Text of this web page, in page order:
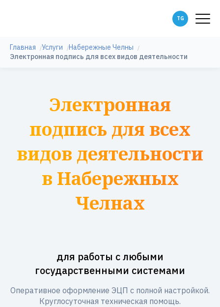
Главная Услуги
Набережные Челны
Электронная подпись для всех видов деятельности
Электронная
подпись для всех
видов деятельности
в Набережных
Челнах
для работы с любыми
государственными системами
Оперативное оформление ЭЦП с полной настройкой.
Круглосуточная техническая помощь.